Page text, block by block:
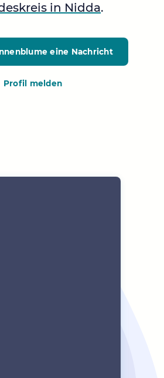
in Nidda.
eine Nachricht
Profil melden